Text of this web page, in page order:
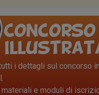
i dettagli sul concorso
e moduli di